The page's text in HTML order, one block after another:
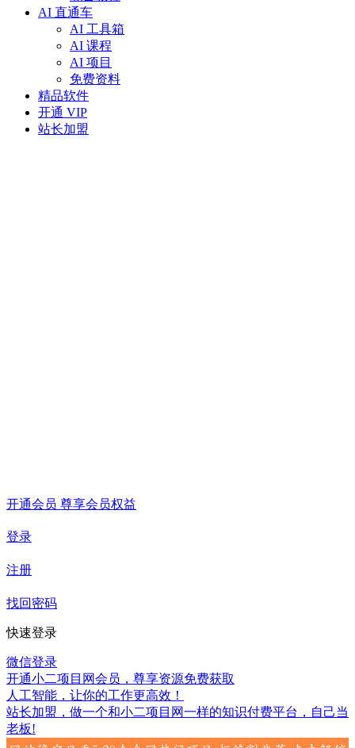
AI 直通车
AI 工具箱
AI 课程
AI 项目
免费资料
精品软件
开通 VIP
站长加盟
开通会员 尊享会员权益
登录
注册
找回密码
快速登录
微信登录
开通小二项目网会员，尊享资源免费获取
人工智能，让你的工作更高效！
站长加盟，做一个和小二项目网一样的知识付费平台，自己当
老板!